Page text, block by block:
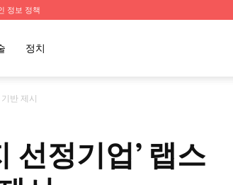
정보 정책
정치
반 제시
선정기업’ 랩스